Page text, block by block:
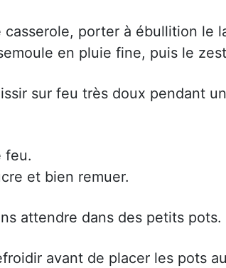
casserole, porter à ébullition le
en pluie fine, puis le
sur feu très doux pendant
feu.
et bien remuer.
attendre dans des petits pots.
avant de placer les pots